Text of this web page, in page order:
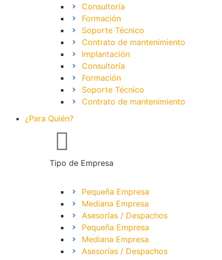
Consultoría
Formación
Soporte Técnico
Contrato de mantenimiento
Implantación
Consultoría
Formación
Soporte Técnico
Contrato de mantenimiento
¿Para Quién?
Tipo de Empresa
Pequeña Empresa
Mediana Empresa
Asesorías / Despachos
Pequeña Empresa
Mediana Empresa
Asesorías / Despachos